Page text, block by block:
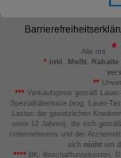
Alle mit
*inkl. MwSt. Rabatte
**
*** Verkaufspreis gemäß
Spezialitätentaxe (sog. Lauer-
Lasten der gesetzlichen
unter 12 Jahren), die sich
Unternehmens und der
sich nicht um
****BK: Beschaffungskosten.